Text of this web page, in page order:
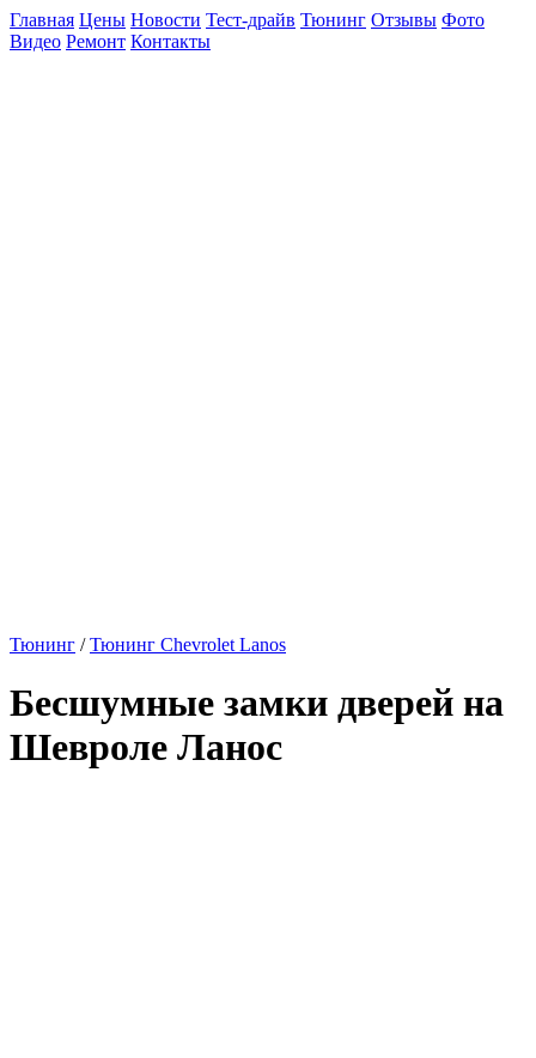
Главная Цены Новости Тест-драйв Тюнинг Отзывы Фото
Видео Ремонт Контакты
Тюнинг /Тюнинг Chevrolet Lanos
Бесшумные замки дверей на
Шевроле Ланос